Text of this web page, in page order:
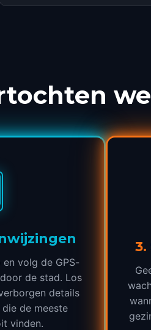
volg de GPS-
de stad. Los
details
de meeste
vinden.
3.